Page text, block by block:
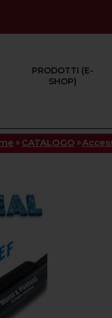
PRODOTTI (E-
SHOP)
» CATALOGO »